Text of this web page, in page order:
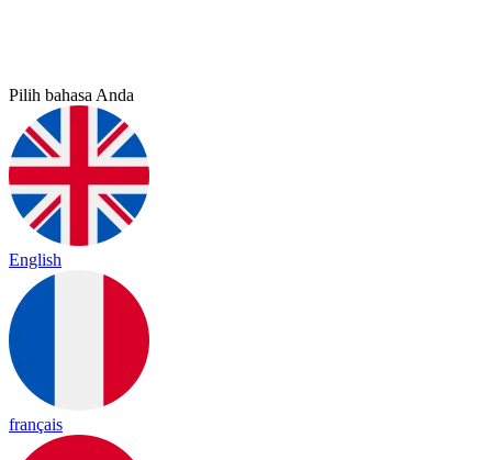
Pilih bahasa Anda
English
français